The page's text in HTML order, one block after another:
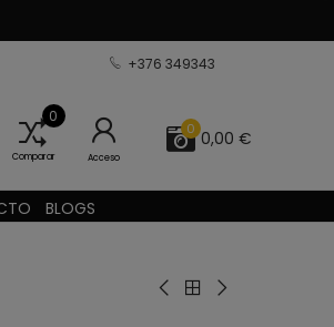
+376 349343
0
Comparar Acceso
0 0,00 €
BLOGS